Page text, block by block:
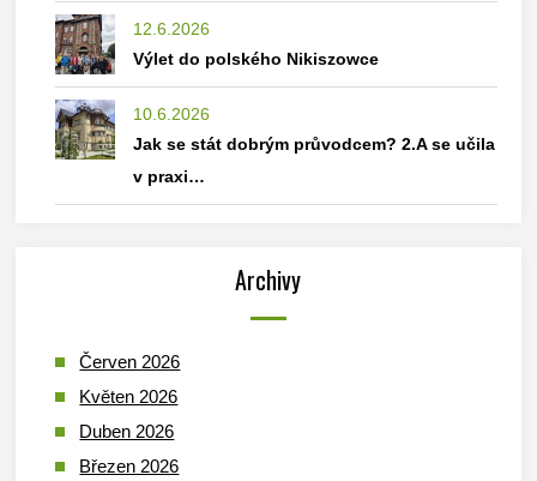
12.6.2026
Výlet do polského Nikiszowce
10.6.2026
Jak se stát dobrým průvodcem? 2.A se učila
v praxi…
Archivy
Červen 2026
Květen 2026
Duben 2026
Březen 2026